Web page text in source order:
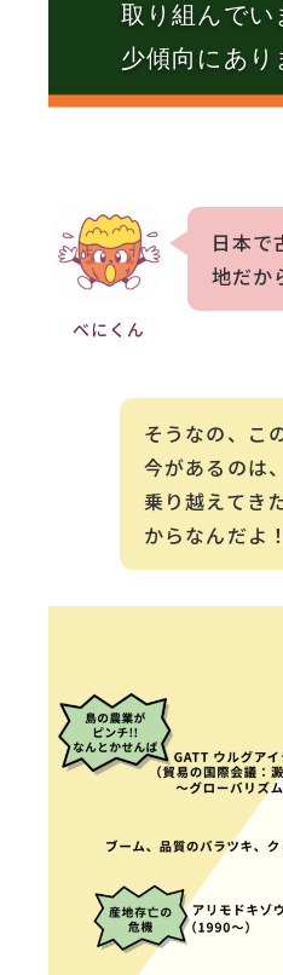
取り組んでい
少傾向にあり
べにくん
日本で
地だか
そうなの、こ
今があるのは
乗り越えてき
からなんだよ